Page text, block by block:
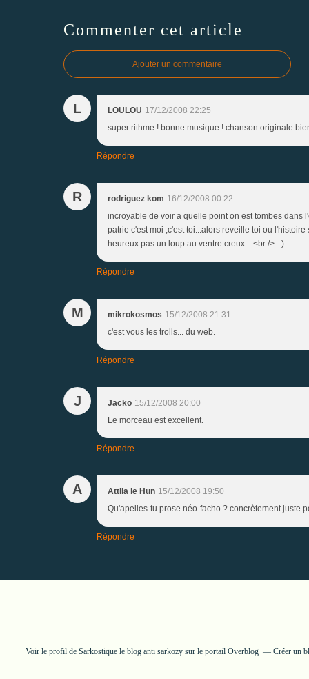
Commenter cet article
Ajouter un commentaire
L LOULOU 17/12/2008 22:25
super rithme ! bonne musique ! chanson originale
Répondre
R rodriguez kom 16/12/2008 00:22
incroyable de voir a quelle point on est tombes dans
patrie c'est moi ,c'est toi...alors reveille toi ou
heureux pas un loup au ventre creux....<br /> :-)
Répondre
M mikrokosmos 15/12/2008 21:31
c'est vous les trolls... du web.
Répondre
J Jacko 15/12/2008 20:00
Le morceau est excellent.
Répondre
A Attila le Hun 15/12/2008 19:50
Qu'apelles-tu prose néo-facho ? concrètement juste
Répondre
Voir le profil de Sarkostique le blog anti sarkozysur le portail Overblog Créer un